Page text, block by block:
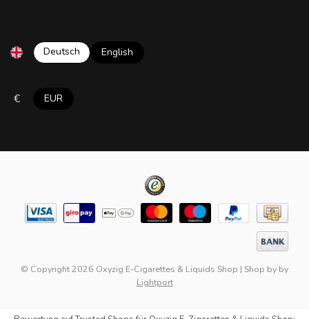
Deutsch English
€ EUR
© Copyright 2026 Oxyzig E-Cigarettes & Liquids Shop | Shop by by
Lightport